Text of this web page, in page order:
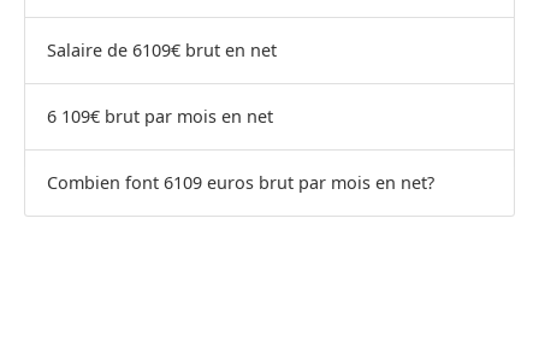
Salaire de 6109€ brut en net
6 109€ brut par mois en net
Combien font 6109 euros brut par mois en net?